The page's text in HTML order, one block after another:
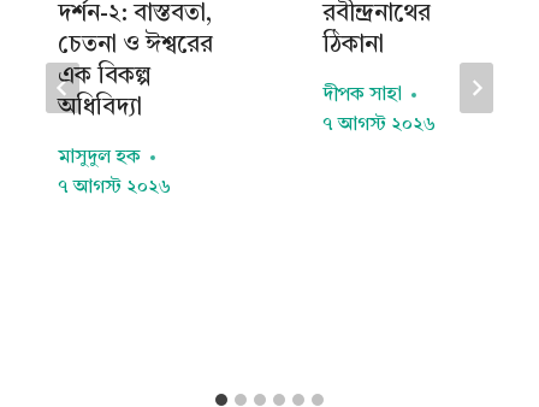
দর্শন-২: বাস্তবতা,
চেতনা ও ঈশ্বরের
এক বিকল্প
অধিবিদ্যা
মাসুদুল হক
৭ আগস্ট ২০২৬
রবীন্দ্রনাথের
ঠিকানা
দীপক সাহা
৭ আগস্ট ২০২৬